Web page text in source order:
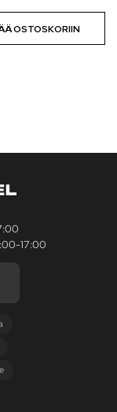
OSTOSKORIIN
17:00